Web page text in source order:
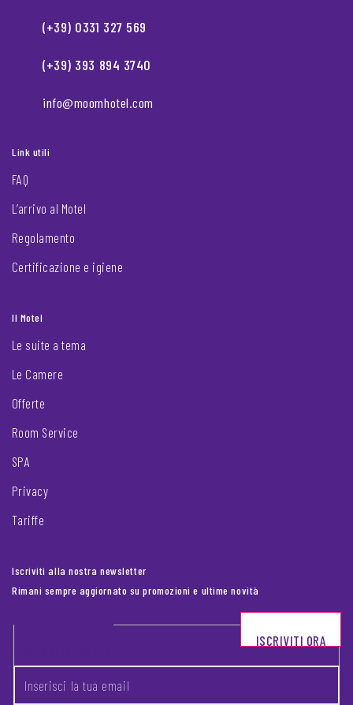
(+39) 0331 327 569
(+39) 393 894 3740
info@moomhotel.com
Link utili
FAQ
L’arrivo al Motel
Regolamento
Certificazione e igiene
Il Motel
Le suite a tema
Le Camere
Offerte
Room Service
SPA
Privacy
Tariffe
Iscriviti alla nostra newsletter
Rimani sempre aggiornato su promozioni e ultime novità
Footer newsletter
ISCRIVITI ORA